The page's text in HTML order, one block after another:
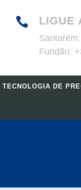
 LIGUE
Santarém:
Fundão:
TECNOLOGIA DE